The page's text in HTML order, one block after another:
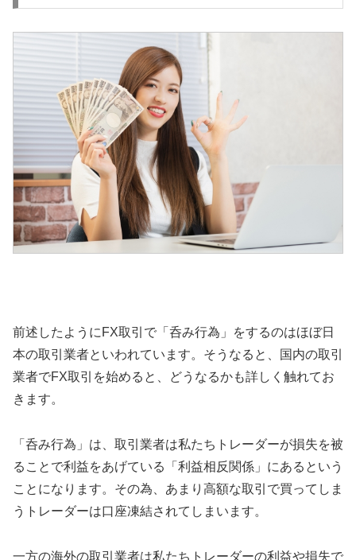
前述したようにFX取引で「呑み行為」をするのはほぼ日
本の取引業者といわれています。そうなると、国内の取引
業者でFX取引を始めると、どうなるかも詳しく触れてお
きます。
「呑み行為」は、取引業者は私たちトレーダーが損失を被
ることで利益をあげている「利益相反関係」にあるという
ことになります。その為、あまり高額な取引で買ってしま
うトレーダーは口座凍結されてしまいます。
一方の海外の取引業者は私たちトレーダーの利益や損失で